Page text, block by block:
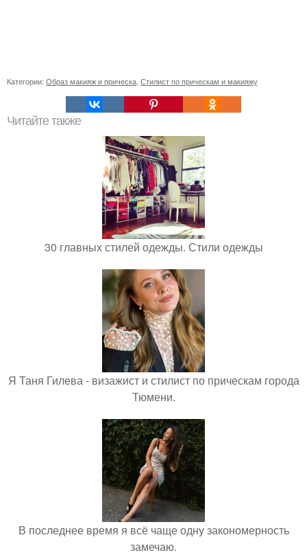
Категории: Образ макияж и прическа Стилист по прическам и макияжу
Читайте также
30 главных стилей одежды. Стили одежды
Я Таня Гилева - визажист и стилист по прическам города
Тюмени.
В последнее время я всё чаще одну закономерность
замечаю.